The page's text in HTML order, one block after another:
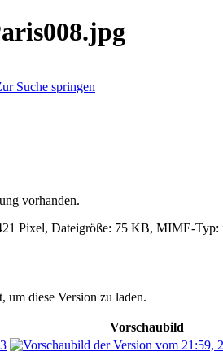
Suche springen
vorhanden.
Pixel, Dateigröße: 75 KB, MIME-Typ:
diese Version zu laden.
Vorschaubild